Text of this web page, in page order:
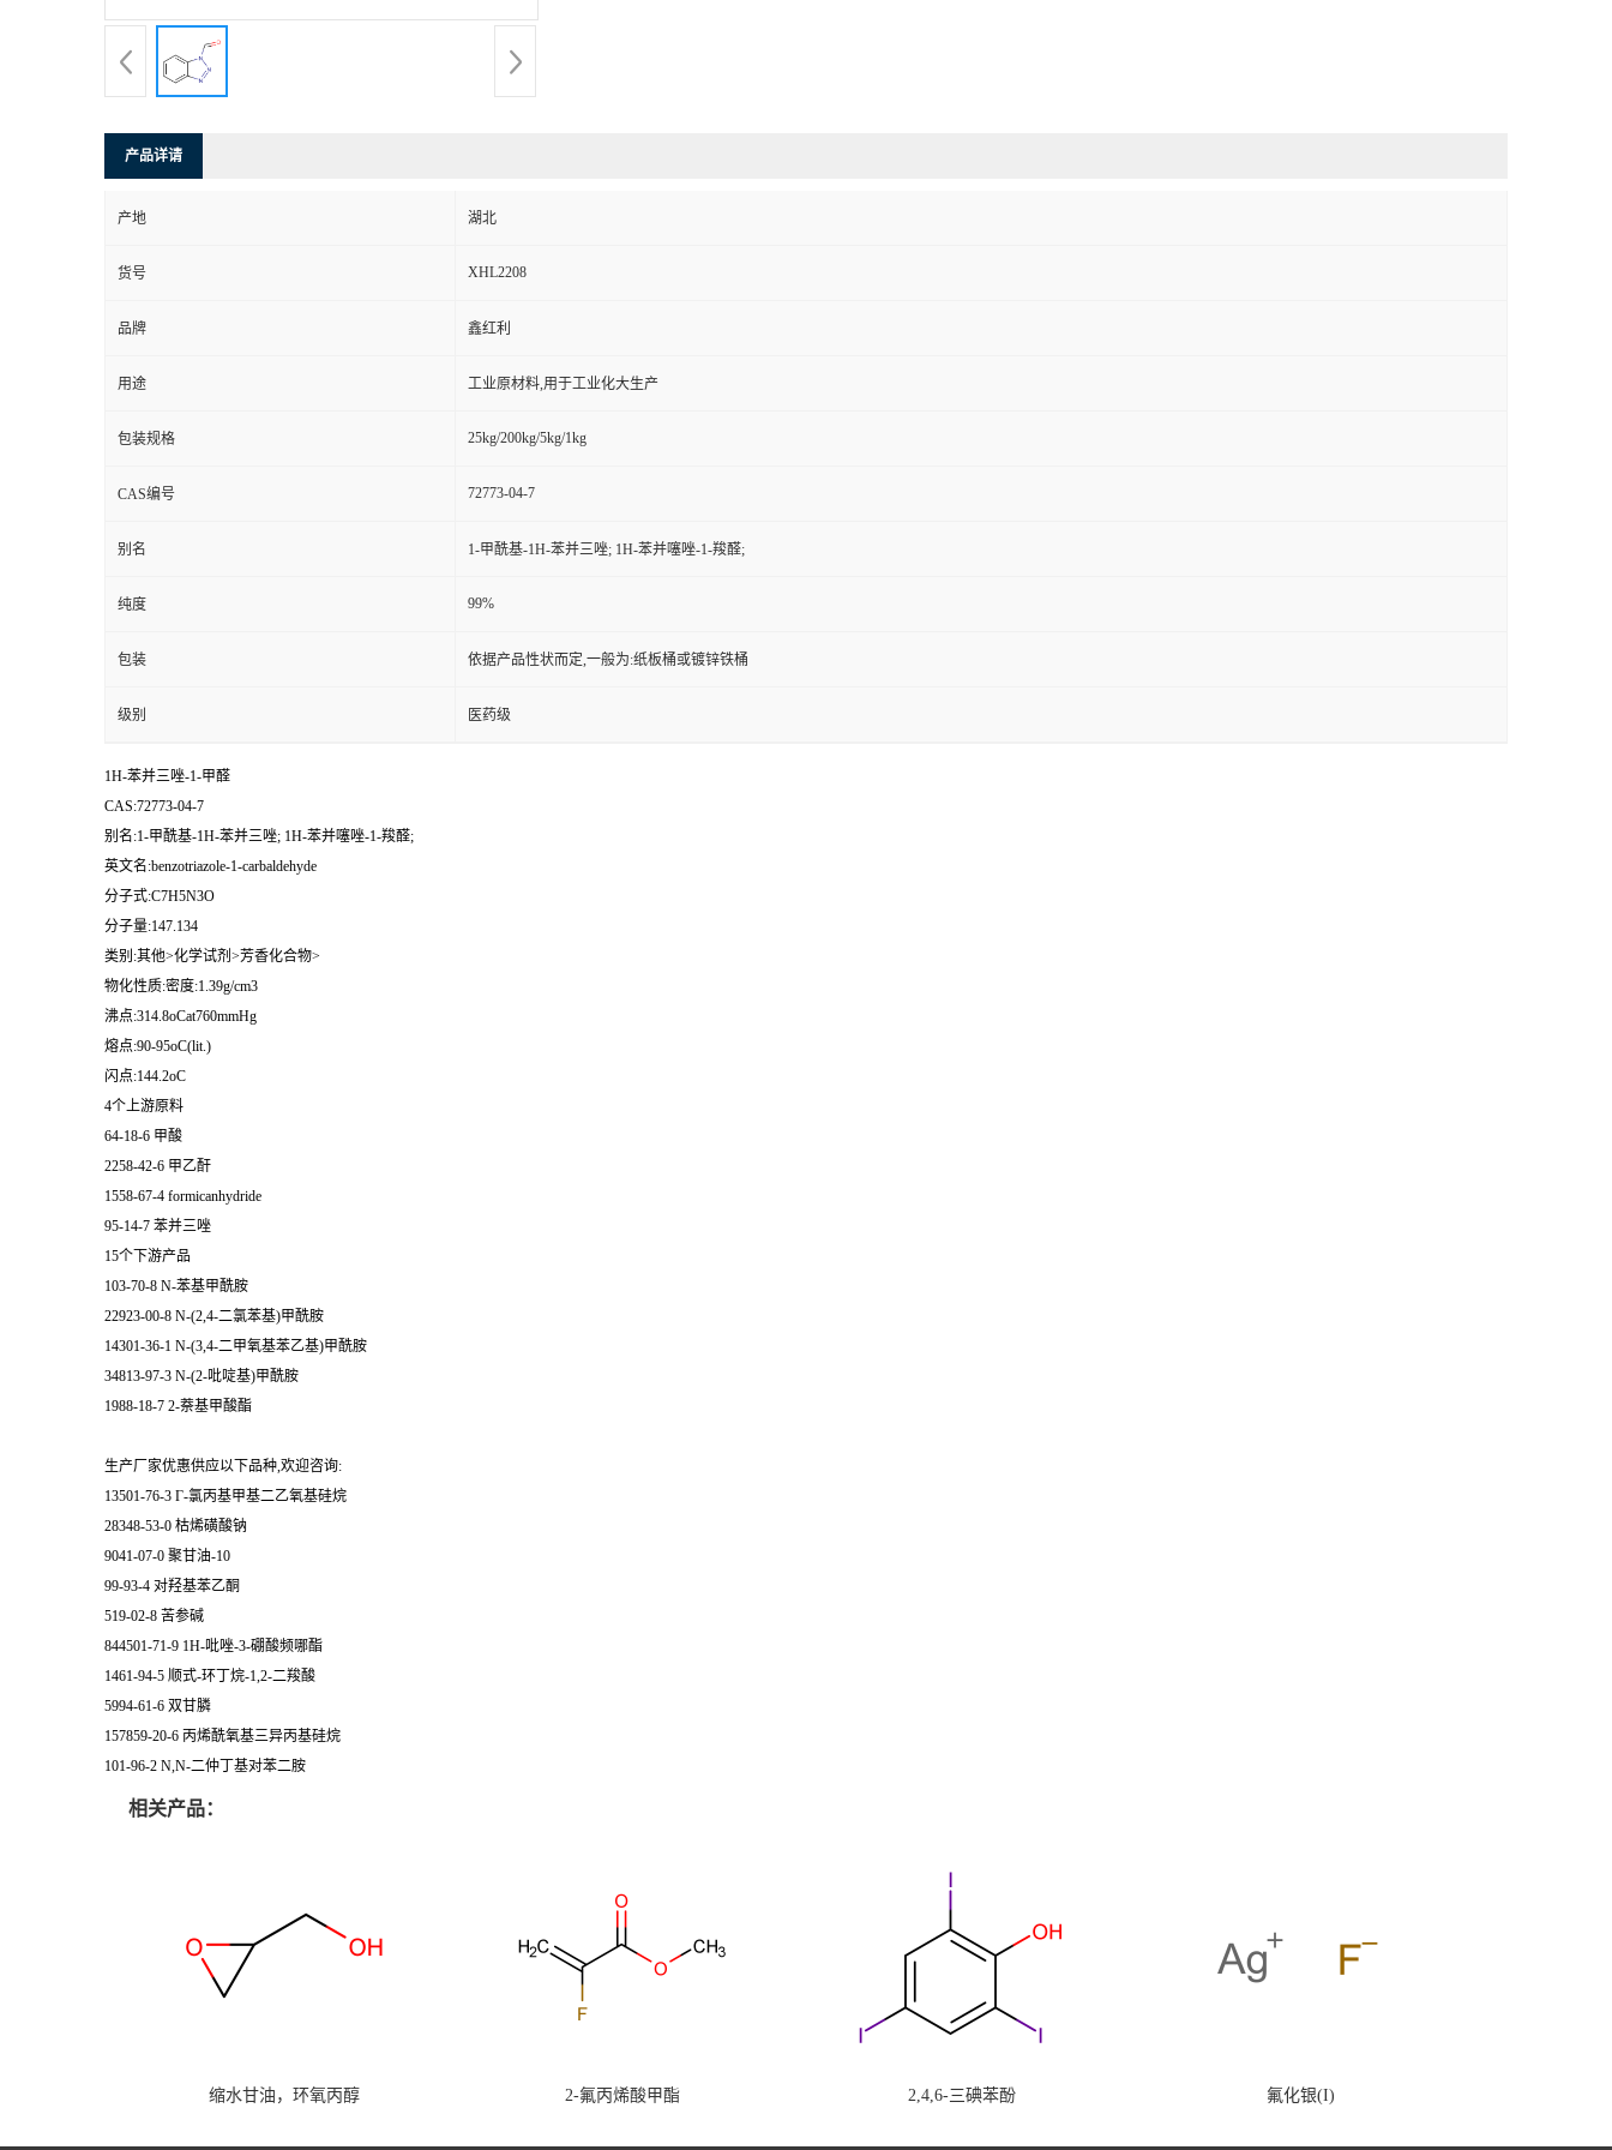
产品详请
产地 湖北
货号 XHL2208
品牌 鑫红利
用途 工业原材料,用于工业化大生产
包装规格 25kg/200kg/5kg/1kg
CAS编号 72773-04-7
别名 1-甲酰基-1H-苯并三唑; 1H-苯并噻唑-1-羧醛;
纯度 99%
包装 依据产品性状而定,一般为:纸板桶或镀锌铁桶
级别 医药级
1H-苯并三唑-1-甲醛
CAS:72773-04-7
别名:1-甲酰基-1H-苯并三唑; 1H-苯并噻唑-1-羧醛;
英文名:benzotriazole-1-carbaldehyde
分子式:C7H5N3O
分子量:147.134
类别:其他>化学试剂>芳香化合物>
物化性质:密度:1.39g/cm3
沸点:314.8oCat760mmHg
熔点:90-95oC(lit.)
闪点:144.2oC
4个上游原料
64-18-6 甲酸
2258-42-6 甲乙酐
1558-67-4 formicanhydride
95-14-7 苯并三唑
15个下游产品
103-70-8 N-苯基甲酰胺
22923-00-8 N-(2,4-二氯苯基)甲酰胺
14301-36-1 N-(3,4-二甲氧基苯乙基)甲酰胺
34813-97-3 N-(2-吡啶基)甲酰胺
1988-18-7 2-萘基甲酸酯
生产厂家优惠供应以下品种,欢迎咨询:
13501-76-3 Γ-氯丙基甲基二乙氧基硅烷
28348-53-0 枯烯磺酸钠
9041-07-0 聚甘油-10
99-93-4 对羟基苯乙酮
519-02-8 苦参碱
844501-71-9 1H-吡唑-3-硼酸频哪酯
1461-94-5 顺式-环丁烷-1,2-二羧酸
5994-61-6 双甘膦
157859-20-6 丙烯酰氧基三异丙基硅烷
101-96-2 N,N-二仲丁基对苯二胺
相关产品：
缩水甘油，环氧丙醇 2-氟丙烯酸甲酯 2,4,6-三碘苯酚 氟化银(I)